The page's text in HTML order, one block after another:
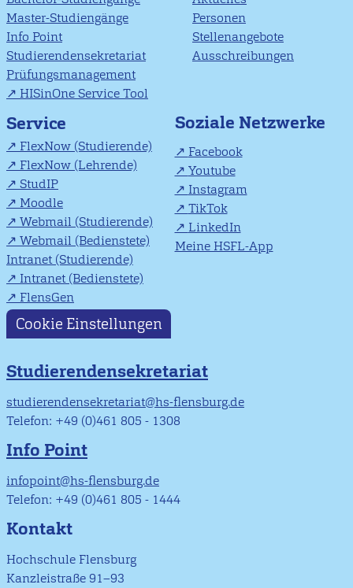
Master-Studiengänge
Info Point
Studierendensekretariat
Prüfungsmanagement
HISinOne Service Tool
Personen
Stellenangebote
Ausschreibungen
Service
FlexNow (Studierende)
FlexNow (Lehrende)
StudIP
Moodle
Webmail (Studierende)
Webmail (Bedienstete)
Intranet (Studierende)
Intranet (Bedienstete)
FlensGen
Soziale Netzwerke
Facebook
Youtube
Instagram
TikTok
LinkedIn
Meine HSFL-App
Cookie Einstellungen
Studierendensekretariat
studierendensekretariat@hs-flensburg.de
Telefon: +49 (0)461 805 - 1308
Info Point
infopoint@hs-flensburg.de
Telefon: +49 (0)461 805 - 1444
Kontakt
Hochschule Flensburg
Kanzleistraße 91–93